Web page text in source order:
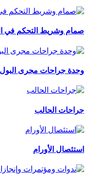
صمام وشريط التحكم في
وحدة جراحات مجرى البول
جراحات الحالب
استئصال الأورام